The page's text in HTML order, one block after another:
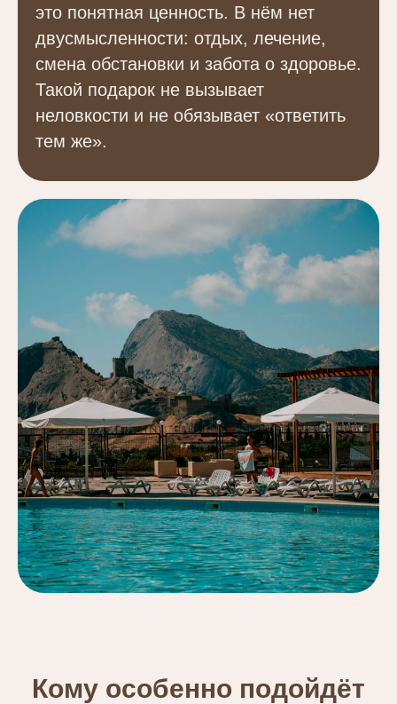
это понятная ценность. В нём нет
двусмысленности: отдых, лечение,
смена обстановки и забота о здоровье.
Такой подарок не вызывает
неловкости и не обязывает «ответить
тем же».
Кому особенно подойдёт